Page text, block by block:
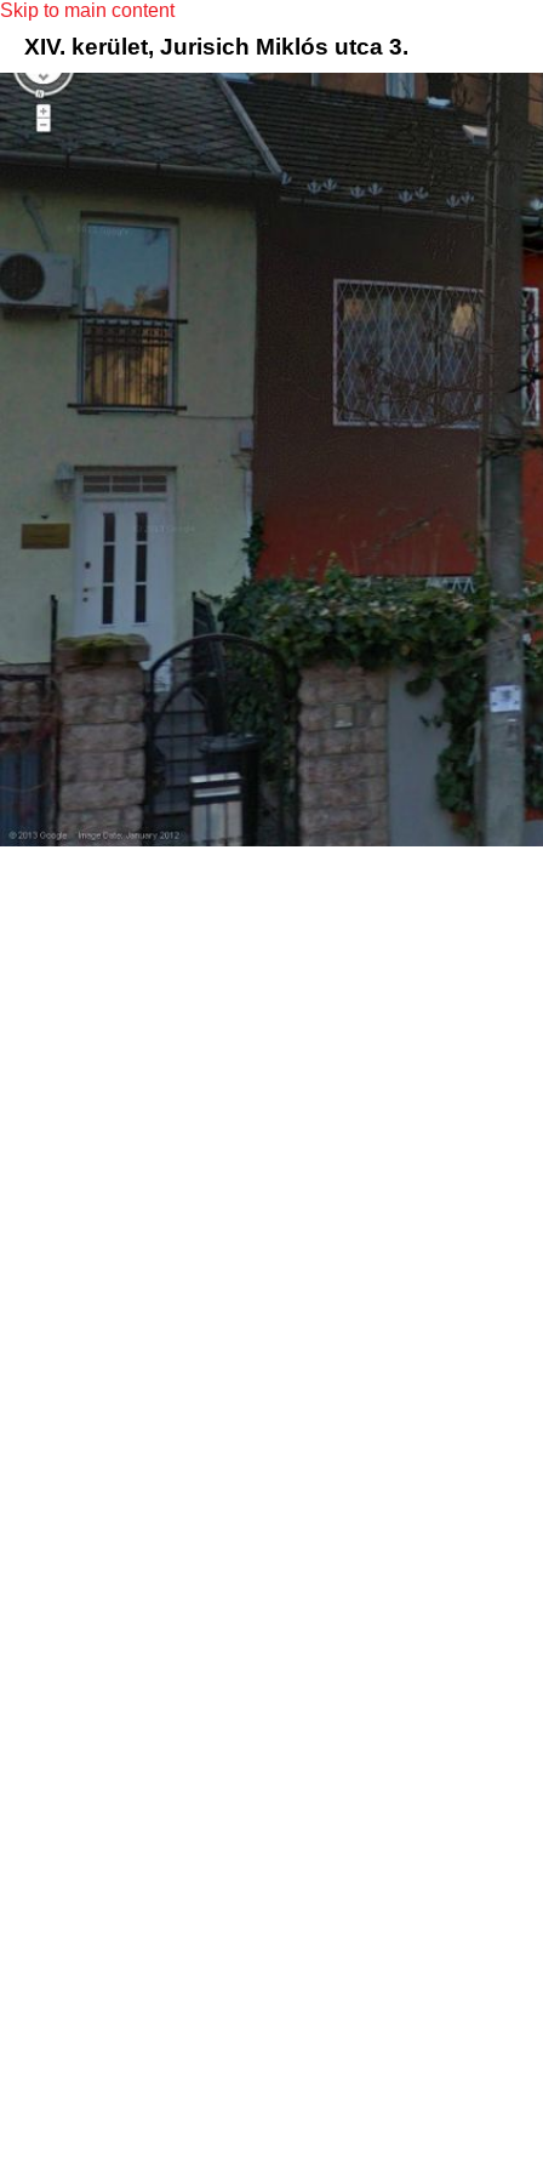
Skip to main content
XIV. kerület, Jurisich Miklós utca 3.